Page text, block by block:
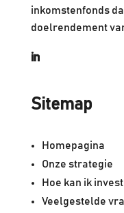
inkomstenfonds
doelrendement
Sitemap
Homepagina
Onze strategie
Hoe kan ik
Veelgestelde